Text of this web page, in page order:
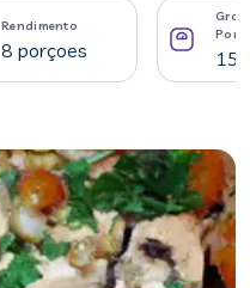
Rendimento
8 porçoes